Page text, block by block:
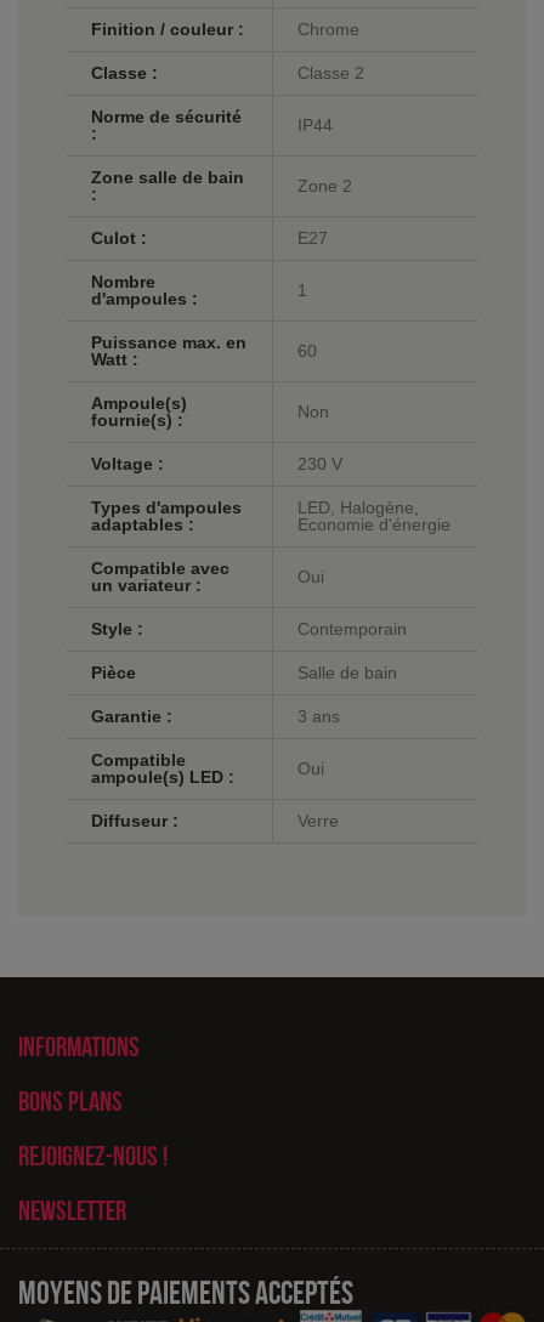
Finition / couleur : Chrome
Classe : Classe 2
Norme de sécurité
:
IP44
Zone salle de bain
:
Zone 2
Culot : E27
Nombre
d'ampoules :
1
Puissance max. en
Watt :
60
Ampoule(s)
fournie(s) :
Non
Voltage : 230 V
Types d'ampoules
adaptables :
LED, Halogène,
Economie d'énergie
Compatible avec
un variateur :
Oui
Style : Contemporain
Pièce Salle de bain
Garantie : 3 ans
Compatible
ampoule(s) LED :
Oui
Diffuseur : Verre
Informations
Bons plans
Rejoignez-nous !
Newsletter
Moyens de paiements acceptés